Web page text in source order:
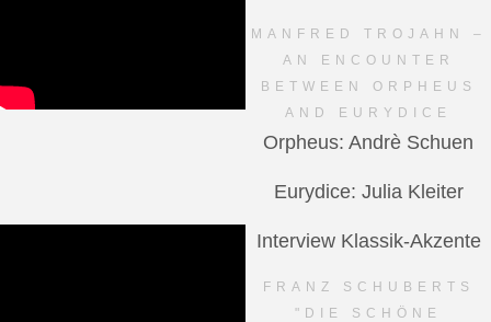
MANFRED TROJAHN –
AN ENCOUNTER
BETWEEN ORPHEUS
AND EURYDICE
Orpheus: Andrè Schuen
Eurydice: Julia Kleiter
Interview Klassik-Akzente
FRANZ SCHUBERTS
"DIE SCHÖNE